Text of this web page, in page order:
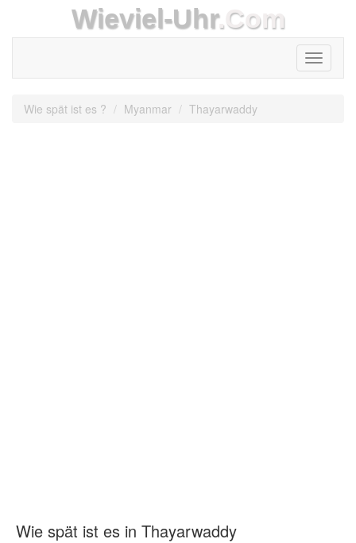
Wieviel-Uhr.Com
Toggle
Wie spät ist es ? Myanmar Thayarwaddy
Wie spät ist es in Thayarwaddy